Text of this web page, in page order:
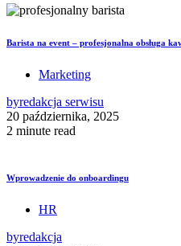
Barista na event – profesjonalna obsługa
Marketing
byredakcja serwisu
20 października, 2025
2 minute read
Wprowadzenie do onboardingu
HR
byredakcja